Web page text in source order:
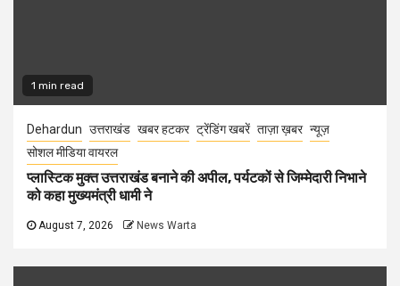
1 min read
Dehardun उत्तराखंड खबर हटकर ट्रेंडिंग खबरें ताज़ा ख़बर न्यूज़
सोशल मीडिया वायरल
प्लास्टिक मुक्त उत्तराखंड बनाने की अपील, पर्यटकों से जिम्मेदारी निभाने
को कहा मुख्यमंत्री धामी ने
August 7, 2026 News Warta